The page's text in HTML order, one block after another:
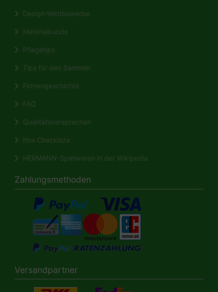
Design-Wettbewerbe
Materialkunde
Pflegetips
Tips für den Sammler
Firmengeschichte
FAQ
Qualitätsversprechen
Ihre Checkliste
HERMANN-Spielwaren in der Wikipedia
Zahlungsmethoden
Versandpartner